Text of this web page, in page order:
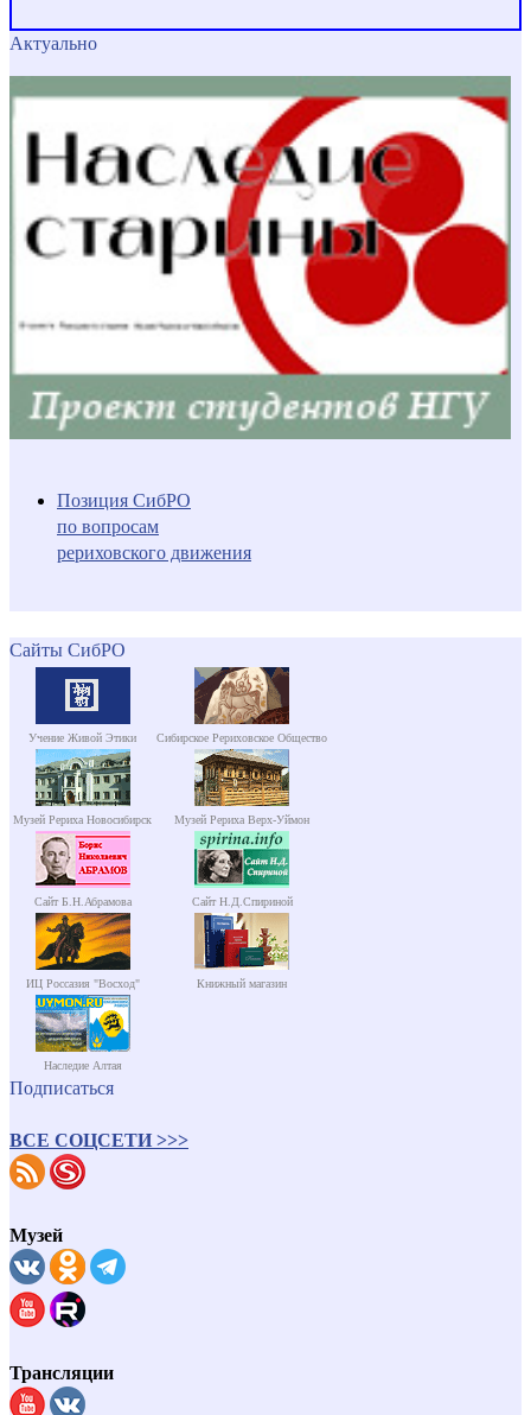
Актуально
Позиция СибРО
по вопросам
рериховского движения
Сайты СибРО
Учение Живой Этики Сибирское Рериховское Общество
Музей Рериха Новосибирск Музей Рериха Верх-Уймон
Сайт Б.Н.Абрамова Сайт Н.Д.Спириной
ИЦ Россазия "Восход" Книжный магазин
Наследие Алтая
Подписаться
ВСЕ СОЦСЕТИ >>>
Музей
Трансляции